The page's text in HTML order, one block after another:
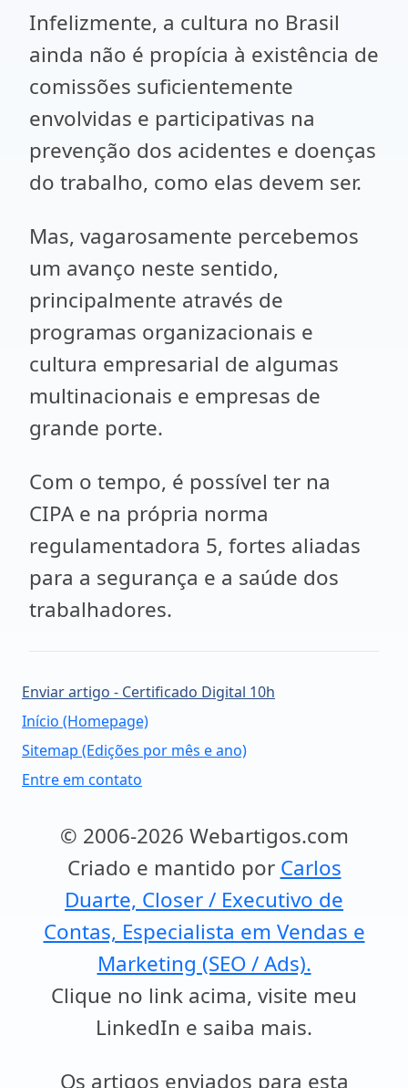
Infelizmente, a cultura no Brasil
ainda não é propícia à existência de
comissões suficientemente
envolvidas e participativas na
prevenção dos acidentes e doenças
do trabalho, como elas devem ser.
Mas, vagarosamente percebemos
um avanço neste sentido,
principalmente através de
programas organizacionais e
cultura empresarial de algumas
multinacionais e empresas de
grande porte.
Com o tempo, é possível ter na
CIPA e na própria norma
regulamentadora 5, fortes aliadas
para a segurança e a saúde dos
trabalhadores.
Enviar artigo - Certificado Digital 10h
Início (Homepage)
Sitemap (Edições por mês e ano)
Entre em contato
© 2006-2026 Webartigos.com
Criado e mantido por Carlos
Duarte, Closer / Executivo de
Contas, Especialista em Vendas e
Marketing (SEO / Ads).
Clique no link acima, visite meu
LinkedIn e saiba mais.
Os artigos enviados para esta